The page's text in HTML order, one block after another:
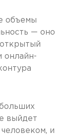
объемы
— оно
онлайн-
выйдет
и